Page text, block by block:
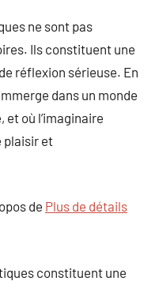
ne sont pas
Ils constituent une
réflexion sérieuse. En
dans un monde
et où l’imaginaire
plaisir et
de Plus de détails
constituent une